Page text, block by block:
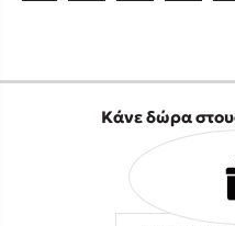
Κάνε δώρα